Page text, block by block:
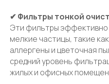
✔ Фильтры тонкой
Эти фильтры
мелкие частицы, такие
аллергены и цветочная
средний уровень
жилых и офисных